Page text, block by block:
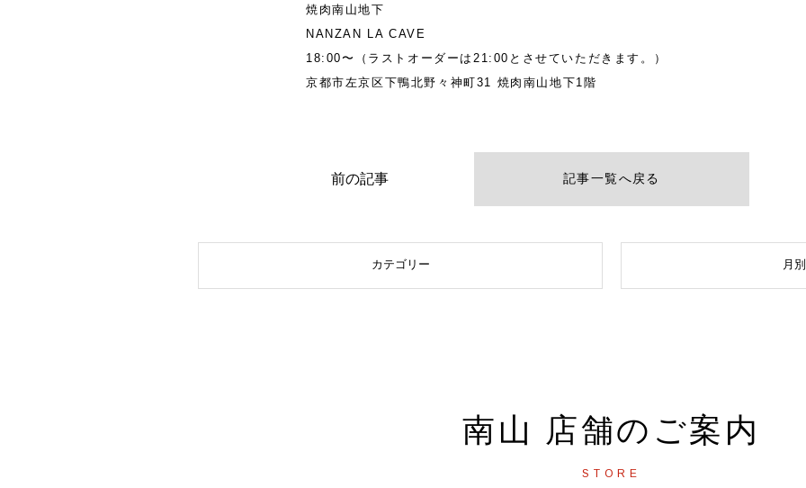
焼肉南山地下
NANZAN LA CAVE
18:00〜（ラストオーダーは21:00とさせていただきます。）
京都市左京区下鴨北野々神町31 焼肉南山地下1階
前の記事 記事一覧へ戻る
カテゴリー 月
南山 店舗のご案内
STORE